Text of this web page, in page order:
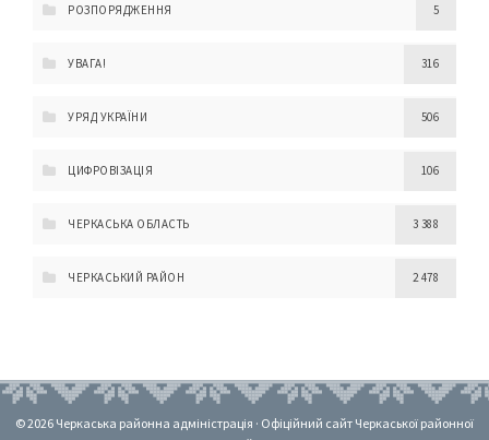
РОЗПОРЯДЖЕННЯ 5
УВАГА! 316
УРЯД УКРАЇНИ 506
ЦИФРОВІЗАЦІЯ 106
ЧЕРКАСЬКА ОБЛАСТЬ 3 388
ЧЕРКАСЬКИЙ РАЙОН 2 478
© 2026 Черкаська районна адміністрація · Офіційний сайт Черкаської районної